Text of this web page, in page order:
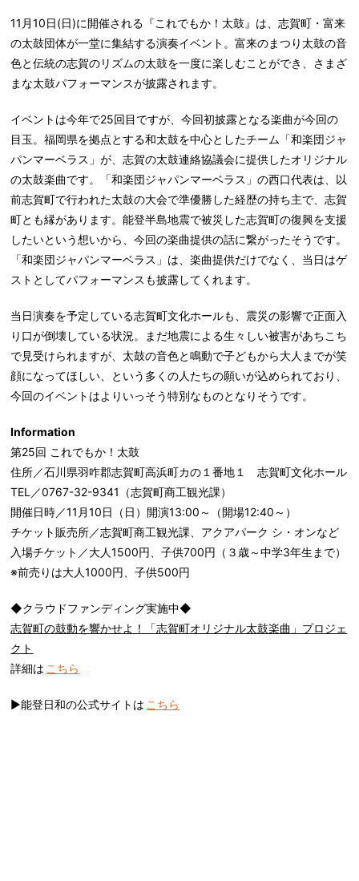
11月10日(日)に開催される『これでもか！太鼓』は、志賀町・富来
の太鼓団体が一堂に集結する演奏イベント。富来のまつり太鼓の音
色と伝統の志賀のリズムの太鼓を一度に楽しむことができ、さまざ
まな太鼓パフォーマンスが披露されます。
イベントは今年で25回目ですが、今回初披露となる楽曲が今回の
目玉。福岡県を拠点とする和太鼓を中心としたチーム「和楽団ジャ
パンマーベラス」が、志賀の太鼓連絡協議会に提供したオリジナル
の太鼓楽曲です。「和楽団ジャパンマーベラス」の西口代表は、以
前志賀町で行われた太鼓の大会で準優勝した経歴の持ち主で、志賀
町とも縁があります。能登半島地震で被災した志賀町の復興を支援
したいという想いから、今回の楽曲提供の話に繋がったそうです。
「和楽団ジャパンマーベラス」は、楽曲提供だけでなく、当日はゲ
ストとしてパフォーマンスも披露してくれます。
当日演奏を予定している志賀町文化ホールも、震災の影響で正面入
り口が倒壊している状況。まだ地震による生々しい被害があちこち
で見受けられますが、太鼓の音色と鳴動で子どもから大人までが笑
顔になってほしい、という多くの人たちの願いが込められており、
今回のイベントはよりいっそう特別なものとなりそうです。
Information
第25回 これでもか！太鼓
住所／石川県羽咋郡志賀町高浜町カの１番地１ 志賀町文化ホール
TEL／0767-32-9341（志賀町商工観光課）
開催日時／11月10日（日）開演13:00～（開場12:40～）
チケット販売所／志賀町商工観光課、アクアパーク シ・オンなど
入場チケット／大人1500円、子供700円（３歳～中学3年生まで）
※前売りは大人1000円、子供500円
◆クラウドファンディング実施中◆
志賀町の鼓動を響かせよ！「志賀町オリジナル太鼓楽曲」プロジェ
クト
詳細は こちら
▶︎能登日和の公式サイトは こちら